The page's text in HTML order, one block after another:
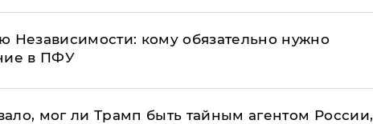
Независимости: кому обязательно нужно
в ПФУ
мог ли Трамп быть тайным агентом России,